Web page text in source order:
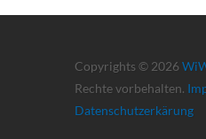
Copyrights © 2026
Rechte vorbehalten.
Datenschutzerkärung